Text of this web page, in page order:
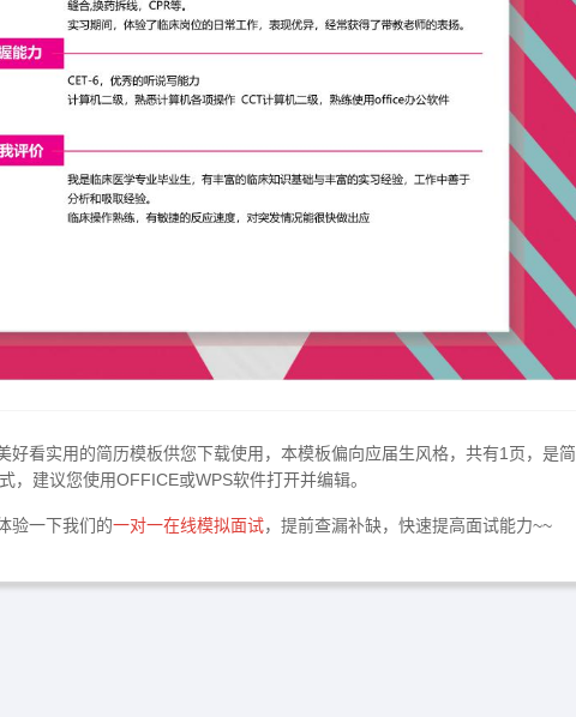
好看实用的简历模板供您下载使用，本模板偏向应届生风格，共有1页，是简
，建议您使用OFFICE或WPS软件打开并编辑。
验一下我们的一对一在线模拟面试，提前查漏补缺，快速提高面试能力~~